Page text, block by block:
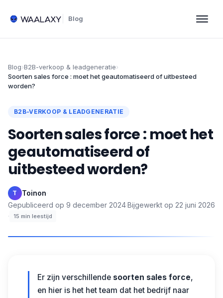
Blog
Blog›B2B-verkoop & leadgeneratie›
Soorten sales force : moet het geautomatiseerd of uitbesteed
worden?
B2B-VERKOOP & LEADGENERATIE
Soorten sales force : moet het
geautomatiseerd of
uitbesteed worden?
T Toinon·
Gepubliceerd op 9 december 2024·Bijgewerkt op 22 juni 2026
·
15 min leestijd
Er zijn verschillende soorten sales force,
en hier is het het team dat het bedrijf naar